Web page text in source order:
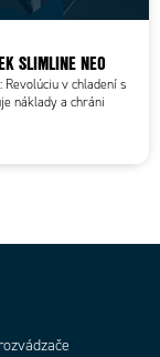
SLIMLINE NEO
v chladení s
náklady a chráni